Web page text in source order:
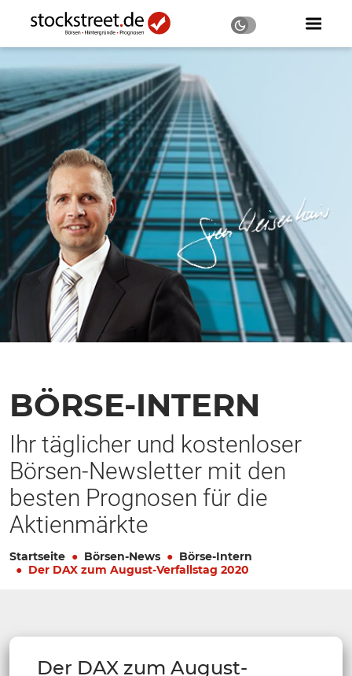
BÖRSE-INTERN
Ihr täglicher und kostenloser
Börsen-Newsletter mit den
besten Prognosen für die
Aktienmärkte
Startseite Börsen-News
Börse-Intern
Der DAX zum August-Verfallstag 2020
Der DAX zum August-